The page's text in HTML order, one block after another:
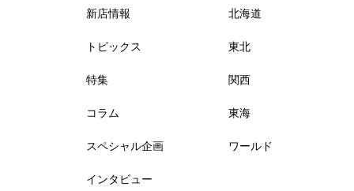
新店情報
トピックス
特集
コラム
スペシャル企画
インタビュー
北海道
東北
関西
東海
ワールド